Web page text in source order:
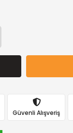
Güvenli Alışveriş